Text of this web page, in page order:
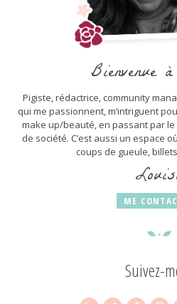
Bienvenue
Pigiste, rédactrice, community
qui me passionnent, m’intriguent
make up/beauté, en passant par
de société. C’est aussi un espace
coups de gueule,
ME
Suivez-